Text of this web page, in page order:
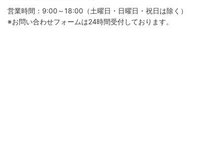
営業時間：9:00～18:00（土曜日・日曜日・祝日は除く）
※お問い合わせフォームは24時間受付しております。